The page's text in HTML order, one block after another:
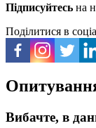
Підписуйтесь на
Поділитися в
Вибачте, в